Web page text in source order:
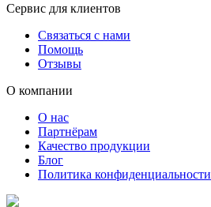
Сервис для клиентов
Связаться с нами
Помощь
Отзывы
О компании
О нас
Партнёрам
Качество продукции
Блог
Политика конфиденциальности